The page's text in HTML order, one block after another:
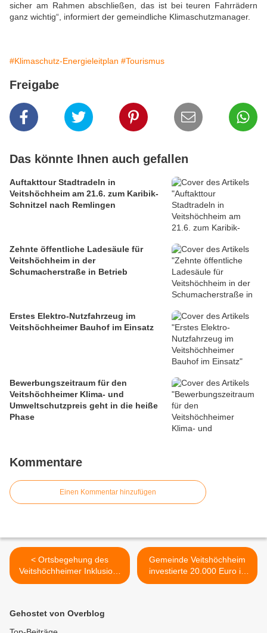
sicher am Rahmen abschließen, das ist bei teuren Fahrrädern
ganz wichtig“, informiert der gemeindliche Klimaschutzmanager.
#Klimaschutz-Energieleitplan #Tourismus
Freigabe
Das könnte Ihnen auch gefallen
Auftakttour Stadtradeln in
Veitshöchheim am 21.6. zum Karibik-
Schnitzel nach Remlingen
Zehnte öffentliche Ladesäule für
Veitshöchheim in der
Schumacherstraße in Betrieb
Erstes Elektro-Nutzfahrzeug im
Veitshöchheimer Bauhof im Einsatz
Bewerbungszeitraum für den
Veitshöchheimer Klima- und
Umweltschutzpreis geht in die heiße
Phase
Kommentare
Einen Kommentar hinzufügen
< Ortsbegehung des
Veitshöchheimer Inklusion-
Arbeitskreises: Mülltonnen
bei blinden Fußgängern
Gemeinde Veitshöchheim
investierte 20.000 Euro in
Eingangs- und
Gehostet von Overblog